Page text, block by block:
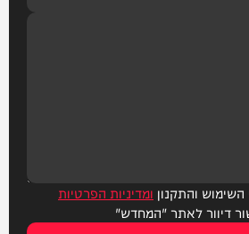
והתקנון ומדיניות הפרטיות
דיוור לאתר "המחדש"